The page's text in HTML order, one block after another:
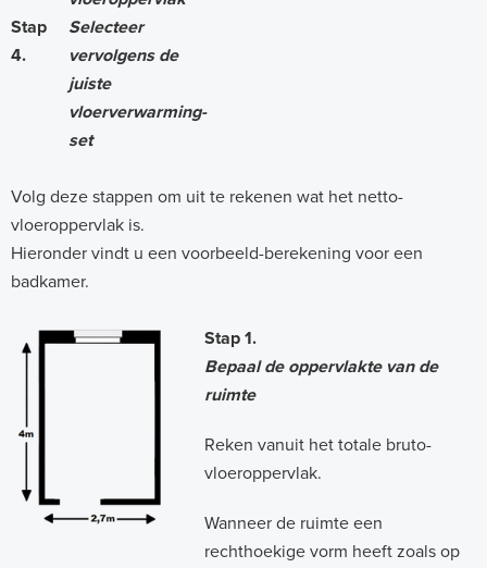
Stap
4.
Selecteer
vervolgens de
juiste
vloerverwarming-
set
Volg deze stappen om uit te rekenen wat het netto-
vloeroppervlak is.
Hieronder vindt u een voorbeeld-berekening voor een
badkamer.
Stap 1.
Bepaal de oppervlakte van de
ruimte
Reken vanuit het totale bruto-
vloeroppervlak.
Wanneer de ruimte een
rechthoekige vorm heeft zoals op